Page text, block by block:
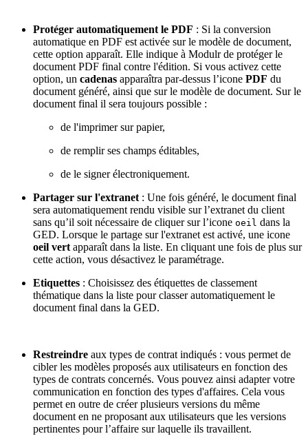
Protéger automatiquement le PDF : Si la conversion
automatique en PDF est activée sur le modèle de document,
cette option apparaît. Elle indique à Modulr de protéger le
document PDF final contre l'édition. Si vous activez cette
option, un cadenas apparaîtra par-dessus l’icone PDF du
document généré, ainsi que sur le modèle de document. Sur le
document final il sera toujours possible :
de l'imprimer sur papier,
de remplir ses champs éditables,
de le signer électroniquement.
Partager sur l'extranet : Une fois généré, le document final
sera automatiquement rendu visible sur l’extranet du client
sans qu’il soit nécessaire de cliquer sur l’icone oeil dans la
GED. Lorsque le partage sur l'extranet est activé, une icone
oeil vert apparaît dans la liste. En cliquant une fois de plus sur
cette action, vous désactivez le paramétrage.
Etiquettes : Choisissez des étiquettes de classement
thématique dans la liste pour classer automatiquement le
document final dans la GED.
Restreindre aux types de contrat indiqués : vous permet de
cibler les modèles proposés aux utilisateurs en fonction des
types de contrats concernés. Vous pouvez ainsi adapter votre
communication en fonction des types d'affaires. Cela vous
permet en outre de créer plusieurs versions du même
document en ne proposant aux utilisateurs que les versions
pertinentes pour l’affaire sur laquelle ils travaillent.